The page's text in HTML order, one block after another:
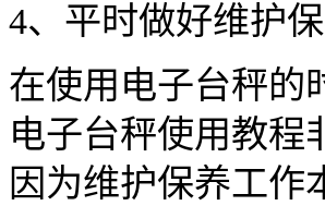
4、平时做好维护
在使用电子台秤的
电子台秤使用教程
因为维护保养工作